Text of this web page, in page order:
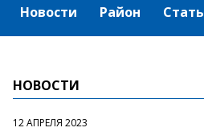
Новости Район
НОВОСТИ
12 АПРЕЛЯ 2023